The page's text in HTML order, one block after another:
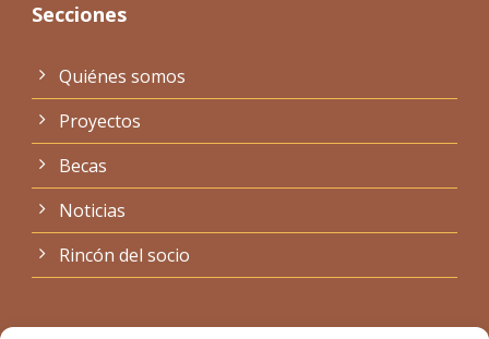
Secciones
Quiénes somos
Proyectos
Becas
Noticias
Rincón del socio